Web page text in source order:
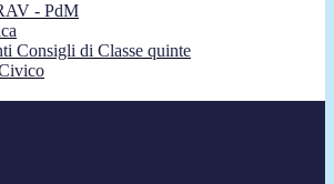
- PdM
Consigli di Classe quinte